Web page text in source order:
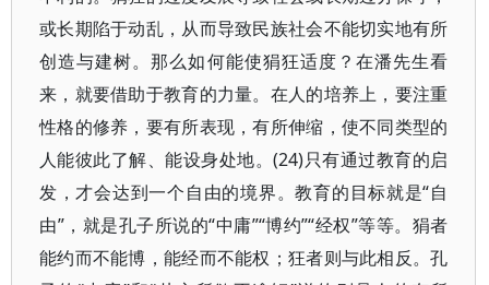
或长期陷于动乱，从而导致民族社会不能切实地有所
创造与建树。那么如何能使狷狂适度？在潘先生看
来，就要借助于教育的力量。在人的培养上，要注重
性格的修养，要有所表现，有所伸缩，使不同类型的
人能彼此了解、能设身处地。(24)只有通过教育的启
发，才会达到一个自由的境界。教育的目标就是“自
由”，就是孔子所说的“中庸”“博约”“经权”等等。狷者
能约而不能博，能经而不能权；狂者则与此相反。孔